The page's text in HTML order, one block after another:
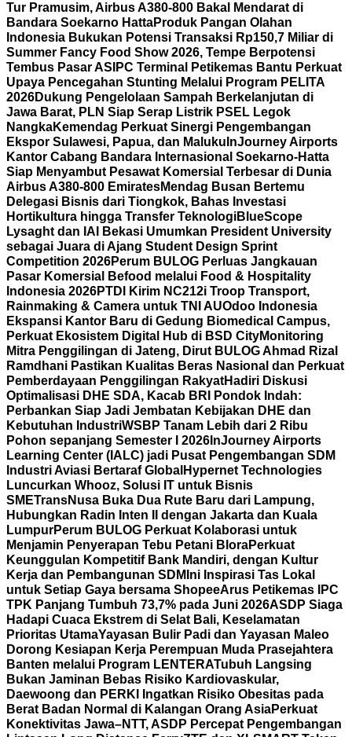
Tur Pramusim, Airbus A380-800 Bakal Mendarat di
Bandara Soekarno HattaProduk Pangan Olahan
Indonesia Bukukan Potensi Transaksi Rp150,7 Miliar di
Summer Fancy Food Show 2026, Tempe Berpotensi
Tembus Pasar AS IPC Terminal Petikemas Bantu Perkuat
Upaya Pencegahan Stunting Melalui Program PELITA
2026Dukung Pengelolaan Sampah Berkelanjutan di
Jawa Barat, PLN Siap Serap Listrik PSEL Legok
NangkaKemendag Perkuat Sinergi Pengembangan
Ekspor Sulawesi, Papua, dan Maluku InJourney Airports
Kantor Cabang Bandara Internasional Soekarno-Hatta
Siap Menyambut Pesawat Komersial Terbesar di Dunia
Airbus A380-800 EmiratesMendag Busan Bertemu
Delegasi Bisnis dari Tiongkok, Bahas Investasi
Hortikultura hingga Transfer TeknologiBlueScope
Lysaght dan IAI Bekasi Umumkan President University
sebagai Juara di Ajang Student Design Sprint
Competition 2026Perum BULOG Perluas Jangkauan
Pasar Komersial Befood melalui Food & Hospitality
Indonesia 2026PTDI Kirim NC212i Troop Transport,
Rainmaking & Camera untuk TNI AUOdoo Indonesia
Ekspansi Kantor Baru di Gedung Biomedical Campus,
Perkuat Ekosistem Digital Hub di BSD CityMonitoring
Mitra Penggilingan di Jateng, Dirut BULOG Ahmad Rizal
Ramdhani Pastikan Kualitas Beras Nasional dan Perkuat
Pemberdayaan Penggilingan RakyatHadiri Diskusi
Optimalisasi DHE SDA, Kacab BRI Pondok Indah:
Perbankan Siap Jadi Jembatan Kebijakan DHE dan
Kebutuhan IndustriWSBP Tanam Lebih dari 2 Ribu
Pohon sepanjang Semester I 2026 InJourney Airports
Learning Center (IALC) jadi Pusat Pengembangan SDM
Industri Aviasi Bertaraf Global Hypernet Technologies
Luncurkan Whooz, Solusi IT untuk Bisnis
SMETransNusa Buka Dua Rute Baru dari Lampung,
Hubungkan Radin Inten II dengan Jakarta dan Kuala
LumpurPerum BULOG Perkuat Kolaborasi untuk
Menjamin Penyerapan Tebu Petani BloraPerkuat
Keunggulan Kompetitif Bank Mandiri, dengan Kultur
Kerja dan Pembangunan SDM Ini Inspirasi Tas Lokal
untuk Setiap Gaya bersama ShopeeArus Petikemas IPC
TPK Panjang Tumbuh 73,7% pada Juni 2026ASDP Siaga
Hadapi Cuaca Ekstrem di Selat Bali, Keselamatan
Prioritas UtamaYayasan Bulir Padi dan Yayasan Maleo
Dorong Kesiapan Kerja Perempuan Muda Prasejahtera
Banten melalui Program LENTERATubuh Langsing
Bukan Jaminan Bebas Risiko Kardiovaskular,
Daewoong dan PERKI Ingatkan Risiko Obesitas pada
Berat Badan Normal di Kalangan Orang AsiaPerkuat
Konektivitas Jawa–NTT, ASDP Percepat Pengembangan